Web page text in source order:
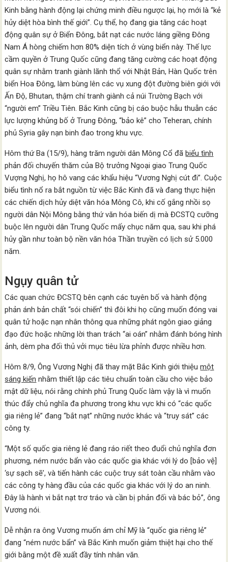
Kinh bằng hành động lại chứng minh điều ngược lại, họ mới là “kẻ
hủy diệt hòa bình thế giới”. Cụ thể, họ đang gia tăng các hoạt
động quân sự ở Biển Đông, bắt nạt các nước láng giềng Đông
Nam Á hòng chiếm hơn 80% diện tích ở vùng biển này. Thế lực
cầm quyền ở Trung Quốc cũng đang tăng cường các hoạt động
quân sự nhằm tranh giành lãnh thổ với Nhật Bản, Hàn Quốc trên
biển Hoa Đông, làm bùng lên các vụ xung đột đường biên giới với
Ấn Độ, Bhutan, thậm chí tranh giành cả núi Trường Bạch với
“người em” Triều Tiên. Bắc Kinh cũng bị cáo buộc hẫu thuẫn các
lực lượng khủng bố ở Trung Đông, “bảo kê” cho Teheran, chính
phủ Syria gây nạn binh đao trong khu vực.
Hôm thứ Ba (15/9), hàng trăm người dân Mông Cổ đãbiểu tình
phản đối chuyến thăm của Bộ trưởng Ngoại giao Trung Quốc
Vượng Nghị, họ hô vang các khẩu hiệu “Vương Nghị cút đi”. Cuộc
biểu tình nổ ra bắt nguồn từ việc Bắc Kinh đã và đang thực hiện
các chiến dịch hủy diệt văn hóa Mông Cô, khi cố gắng nhồi sọ
người dân Nội Mông bằng thứ văn hóa biến dị mà ĐCSTQ cưỡng
buộc lên người dân Trung Quốc mấy chục năm qua, sau khi phá
hủy gần như toàn bộ nền văn hóa Thần truyền có lịch sử 5.000
năm.
Ngụy quân tử
Các quan chức ĐCSTQ bên cạnh các tuyên bố và hành động
phản ánh bản chất “sói chiến” thì đôi khi họ cũng muốn đóng vai
quân tử hoặc nạn nhân thông qua những phát ngôn giao giảng
đạo đức hoặc những lời than trách “ai oán” nhằm đánh bóng hình
ảnh, dèm pha đối thủ vởi mục tiêu lừa phỉnh được nhiều hơn.
Hôm 8/9, Ông Vương Nghị đã thay mặt Bắc Kinh giới thiệumột
sáng kiến nhằm thiết lập các tiêu chuẩn toàn cầu cho việc bảo
mật dữ liệu, nói rằng chính phủ Trung Quốc làm vậy là vì muốn
thúc đẩy chủ nghĩa đa phương trong khu vực khi có “các quốc
gia riêng lẻ” đang “bắt nạt” những nước khác và “truy sát” các
công ty.
“Một số quốc gia riêng lẻ đang ráo riết theo đuổi chủ nghĩa đơn
phương, ném nước bẩn vào các quốc gia khác với lý do [bảo vệ]
‘sự sạch sẽ’, và tiến hành các cuộc truy sát toàn cầu nhằm vào
các công ty hàng đầu của các quốc gia khác với lý do an ninh.
Đây là hành vi bắt nạt trơ tráo và cần bị phản đối và bác bỏ”, ông
Vương nói.
Dễ nhận ra ông Vương muốn ám chỉ Mỹ là “quốc gia riêng lẻ”
đang “ném nước bẩn” và Bắc Kinh muốn giảm thiệt hại cho thế
giới bằng một đề xuất đầy tính nhân văn.